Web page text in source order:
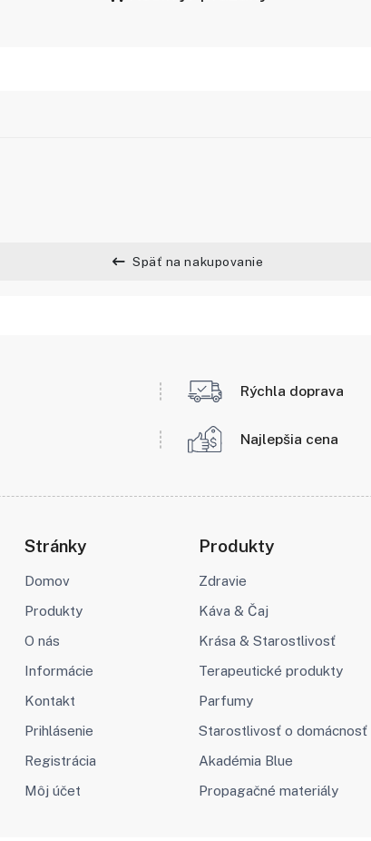
Späť na nakupovanie
Rýchla doprava
Najlepšia cena
Stránky
Domov
Produkty
O nás
Informácie
Kontakt
Prihlásenie
Registrácia
Môj účet
Produkty
Zdravie
Káva & Čaj
Krása & Starostlivosť
Terapeutické produkty
Parfumy
Starostlivosť o domácnosť
Akadémia Blue
Propagačné materiály